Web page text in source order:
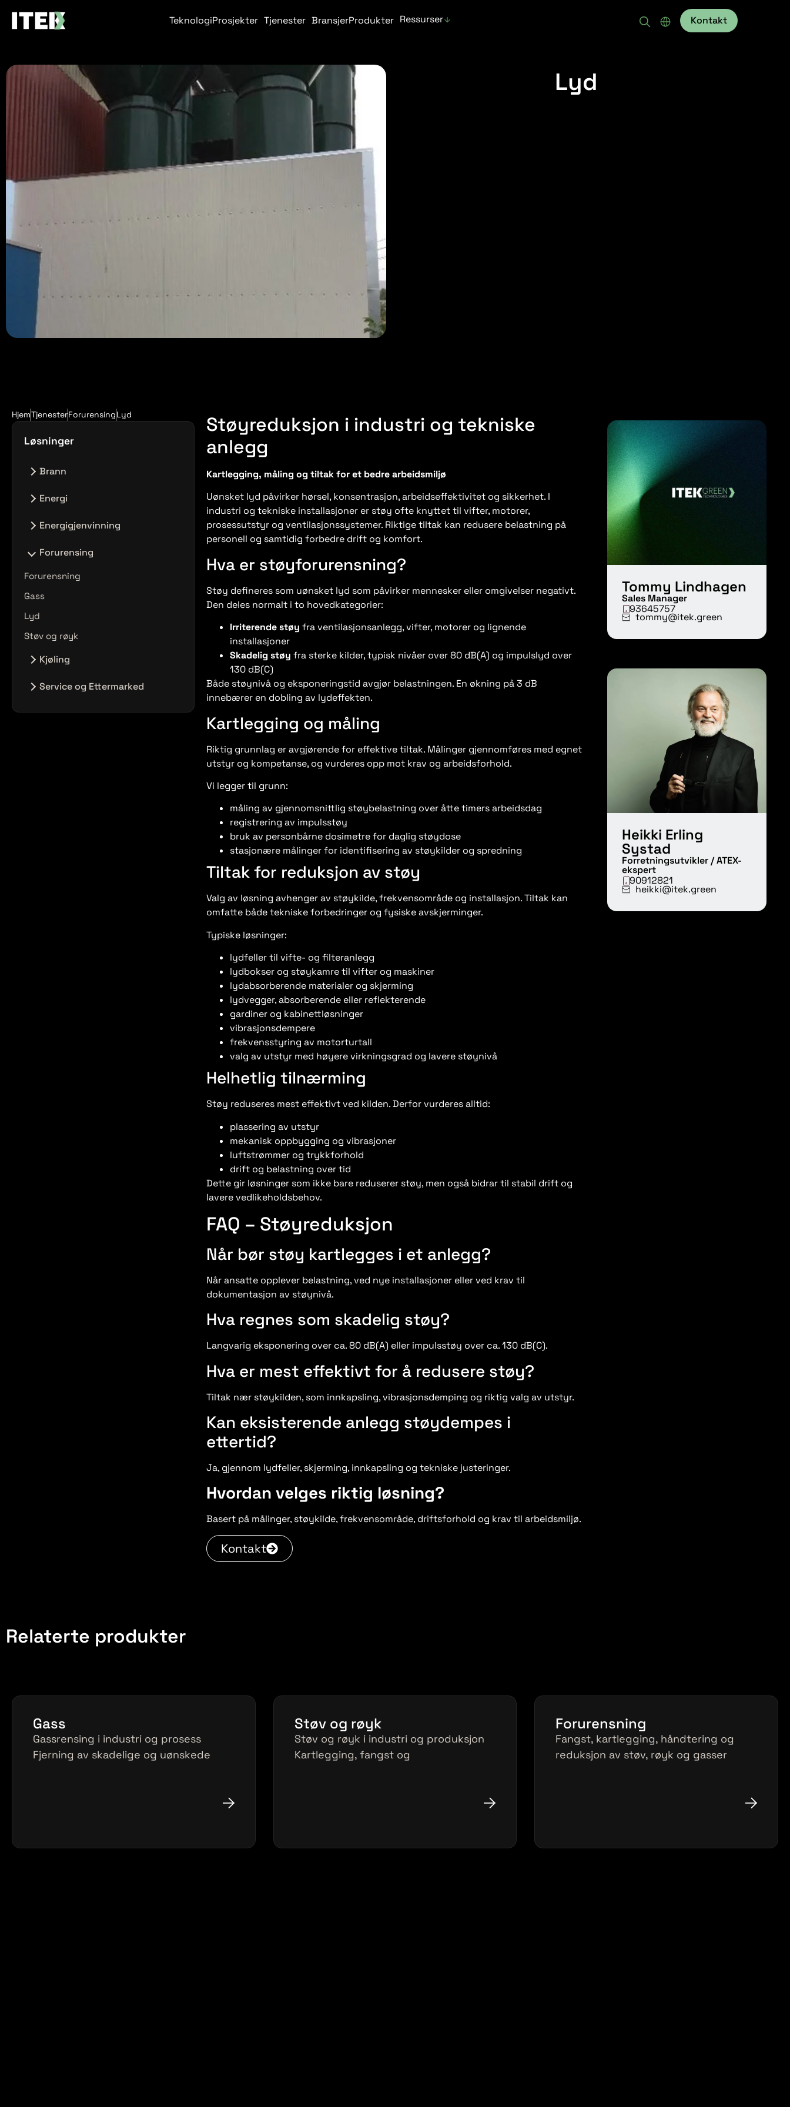
TeknologiProsjekter Tjenester BransjerProdukter Ressurser Kontakt
Lyd
HjemTjenesterForurensingLyd
Løsninger
Brann
Ingen innlegg i denne kategorien.
Energi
Energianlegg
Energigjenvinning
Energigjenvinning
Forurensing
Forurensning
Gass
Lyd
Støv og røyk
Kjøling
Ingen innlegg i denne kategorien.
Service og Ettermarked
ATEX
Støyreduksjon i industri og tekniske
anlegg
Kartlegging, måling og tiltak for et bedre arbeidsmiljø
Uønsket lyd påvirker hørsel, konsentrasjon, arbeidseffektivitet og sikkerhet. I
industri og tekniske installasjoner er støy ofte knyttet til vifter, motorer,
prosessutstyr og ventilasjonssystemer. Riktige tiltak kan redusere belastning på
personell og samtidig forbedre drift og komfort.
Hva er støyforurensning?
Støy defineres som uønsket lyd som påvirker mennesker eller omgivelser negativt.
Den deles normalt i to hovedkategorier:
Irriterende støy fra ventilasjonsanlegg, vifter, motorer og lignende
installasjoner
Skadelig støy fra sterke kilder, typisk nivåer over 80 dB(A) og impulslyd over
130 dB(C)
Både støynivå og eksponeringstid avgjør belastningen. En økning på 3 dB
innebærer en dobling av lydeffekten.
Kartlegging og måling
Riktig grunnlag er avgjørende for effektive tiltak. Målinger gjennomføres med egnet
utstyr og kompetanse, og vurderes opp mot krav og arbeidsforhold.
Vi legger til grunn:
måling av gjennomsnittlig støybelastning over åtte timers arbeidsdag
registrering av impulsstøy
bruk av personbårne dosimetre for daglig støydose
stasjonære målinger for identifisering av støykilder og spredning
Tiltak for reduksjon av støy
Valg av løsning avhenger av støykilde, frekvensområde og installasjon. Tiltak kan
omfatte både tekniske forbedringer og fysiske avskjerminger.
Typiske løsninger:
lydfeller til vifte- og filteranlegg
lydbokser og støykamre til vifter og maskiner
lydabsorberende materialer og skjerming
lydvegger, absorberende eller reflekterende
gardiner og kabinettløsninger
vibrasjonsdempere
frekvensstyring av motorturtall
valg av utstyr med høyere virkningsgrad og lavere støynivå
Helhetlig tilnærming
Støy reduseres mest effektivt ved kilden. Derfor vurderes alltid:
plassering av utstyr
mekanisk oppbygging og vibrasjoner
luftstrømmer og trykkforhold
drift og belastning over tid
Dette gir løsninger som ikke bare reduserer støy, men også bidrar til stabil drift og
lavere vedlikeholdsbehov.
FAQ – Støyreduksjon
Når bør støy kartlegges i et anlegg?
Når ansatte opplever belastning, ved nye installasjoner eller ved krav til
dokumentasjon av støynivå.
Hva regnes som skadelig støy?
Langvarig eksponering over ca. 80 dB(A) eller impulsstøy over ca. 130 dB(C).
Hva er mest effektivt for å redusere støy?
Tiltak nær støykilden, som innkapsling, vibrasjonsdemping og riktig valg av utstyr.
Kan eksisterende anlegg støydempes i
ettertid?
Ja, gjennom lydfeller, skjerming, innkapsling og tekniske justeringer.
Hvordan velges riktig løsning?
Basert på målinger, støykilde, frekvensområde, driftsforhold og krav til arbeidsmiljø.
Kontakt
Tommy Lindhagen
Sales Manager
93645757
tommy@itek.green
Heikki Erling
Systad
Forretningsutvikler / ATEX-
ekspert
90912821
heikki@itek.green
Relaterte produkter
Gass
Gassrensing i industri og prosess
Fjerning av skadelige og uønskede
Støv og røyk
Støv og røyk i industri og produksjon
Kartlegging, fangst og
Forurensning
Fangst, kartlegging, håndtering og
reduksjon av støv, røyk og gasser